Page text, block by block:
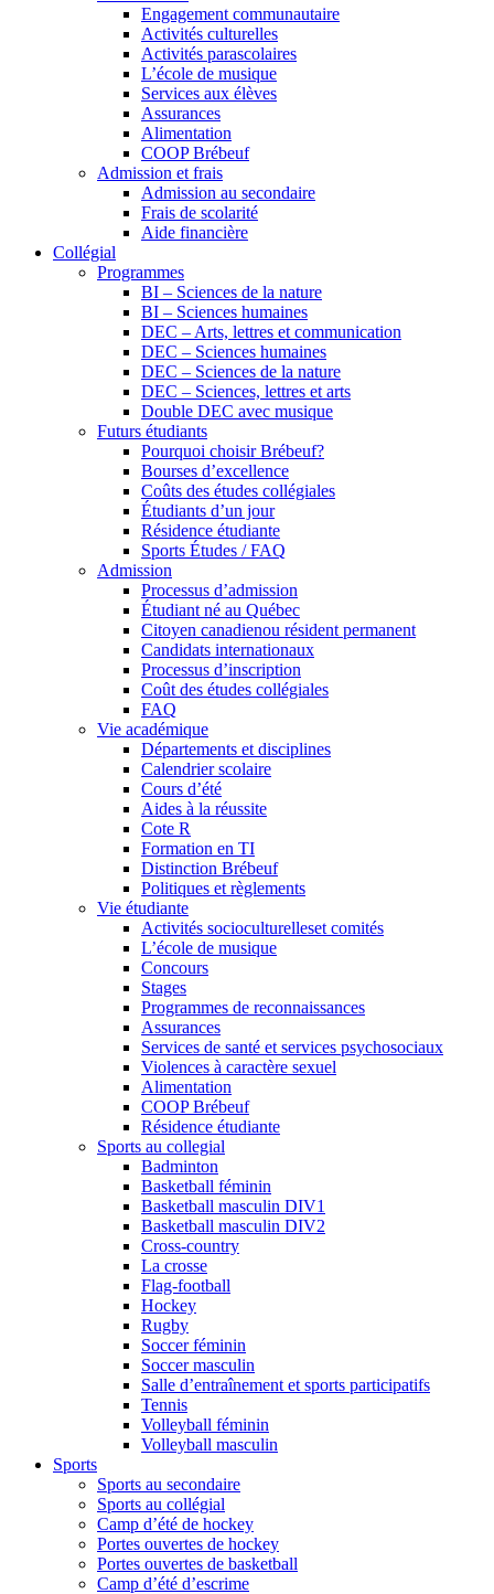
Engagement communautaire
Activités culturelles
Activités parascolaires
L’école de musique
Services aux élèves
Assurances
Alimentation
COOP Brébeuf
Admission et frais
Admission au secondaire
Frais de scolarité
Aide financière
Collégial
Programmes
BI – Sciences de la nature
BI – Sciences humaines
DEC – Arts, lettres et communication
DEC – Sciences humaines
DEC – Sciences de la nature
DEC – Sciences, lettres et arts
Double DEC avec musique
Futurs étudiants
Pourquoi choisir Brébeuf?
Bourses d’excellence
Coûts des études collégiales
Étudiants d’un jour
Résidence étudiante
Sports Études / FAQ
Admission
Processus d’admission
Étudiant né au Québec
Citoyen canadienou résident permanent
Candidats internationaux
Processus d’inscription
Coût des études collégiales
FAQ
Vie académique
Départements et disciplines
Calendrier scolaire
Cours d’été
Aides à la réussite
Cote R
Formation en TI
Distinction Brébeuf
Politiques et règlements
Vie étudiante
Activités socioculturelleset comités
L’école de musique
Concours
Stages
Programmes de reconnaissances
Assurances
Services de santé et services psychosociaux
Violences à caractère sexuel
Alimentation
COOP Brébeuf
Résidence étudiante
Sports au collegial
Badminton
Basketball féminin
Basketball masculin DIV1
Basketball masculin DIV2
Cross-country
La crosse
Flag-football
Hockey
Rugby
Soccer féminin
Soccer masculin
Salle d’entraînement et sports participatifs
Tennis
Volleyball féminin
Volleyball masculin
Sports
Sports au secondaire
Sports au collégial
Camp d’été de hockey
Portes ouvertes de hockey
Portes ouvertes de basketball
Camp d’été d’escrime